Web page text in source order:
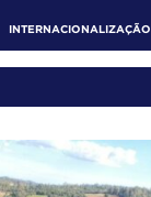
INTERNACIONALIZAÇÃO